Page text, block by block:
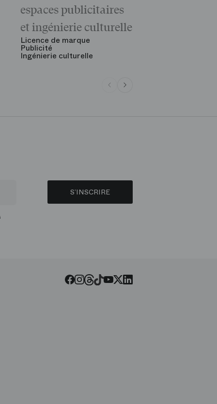
espaces publicitaires
et ingénierie culturelle
Licence de marque
Publicité
Ingénierie culturelle
S’INSCRIRE
Facebook
Instagram
Threads
Tiktok
Youtube
Twitter
LinkedIn